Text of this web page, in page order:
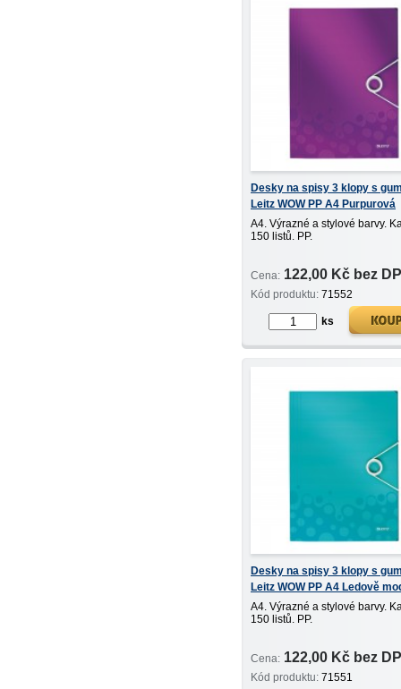
Desky na spisy 3 klopy s
Leitz WOW PP A4 Purpurová
A4. Výrazné a stylové barvy.
150 listů. PP.
Cena: 122,00 Kč bez
Kód produktu: 71552
ks
Desky na spisy 3 klopy s
Leitz WOW PP A4 Ledově
A4. Výrazné a stylové barvy.
150 listů. PP.
Cena: 122,00 Kč bez
Kód produktu: 71551